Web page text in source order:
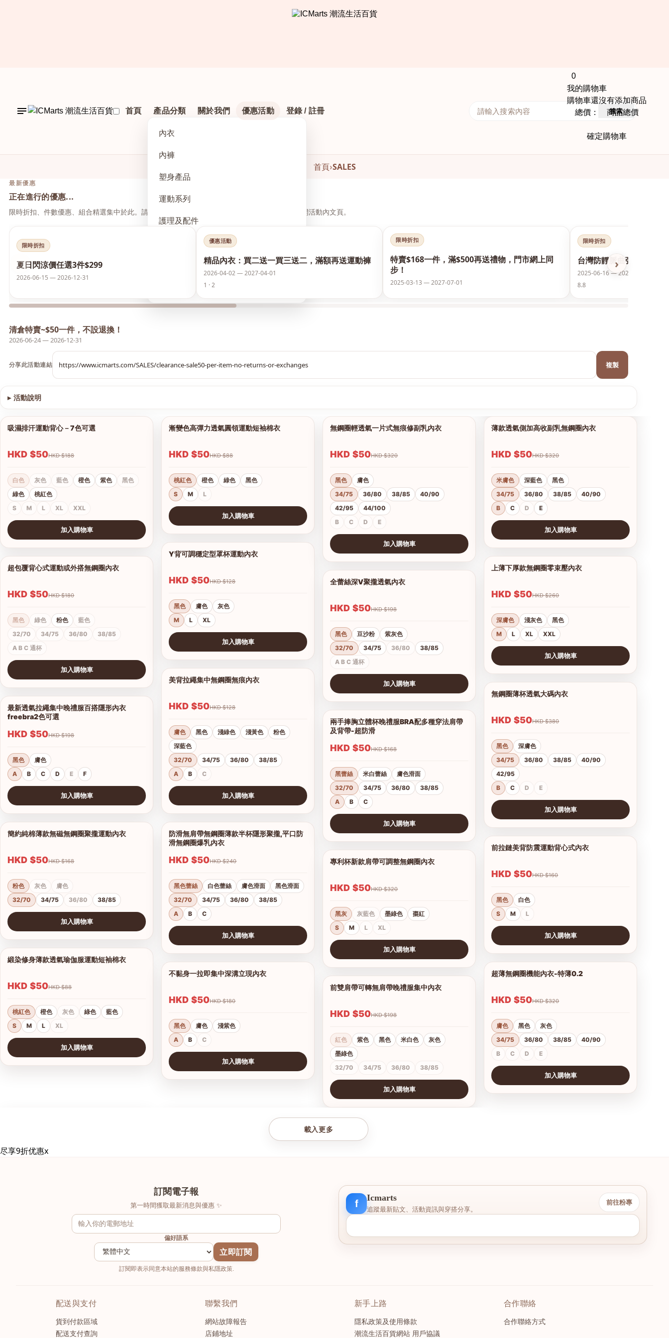
首頁 產品分類
內衣
內褲
塑身產品
運動系列
護理及配件
夏日閃涼價 任選3件$299
關於我們 優惠活動 登錄 / 註冊
0
我的購物車
購物車還沒有添加商品
總價： 商品總價
確定購物車
搜索
首頁›SALES
最新優惠
正在進行的優惠...
限時折扣、件數優惠、組合精選集中於此。請先點上方活動，再於本頁下方瀏覽與下單，無需另開活動內文頁。
‹ ›
限時折扣
夏日閃涼價任選3件$299
2026-06-15 — 2026-12-31
優惠活動
精品內衣：買二送一買三送二，滿額再送運動褲
2026-04-02 — 2027-04-01
1 · 2
限時折扣
特賣$168一件，滿$500再送禮物，門市網上同
步！
2025-03-13 — 2027-07-01
限時折扣
台灣防靜脈曲張襪保護美
2025-06-16 — 2026-12-31
8.8
清倉特賣~$50一件，不設退換！
2026-06-24 — 2026-12-31
分享此活動連結 複製
▸ 活動說明
查看圖片
吸濕排汗運動背心－7色可選
HKD $50 HKD $188
白色 灰色 藍色 橙色 紫色
黑色
綠色
桃紅色
S
M L XL XXL
加入購物車
超包覆背心式運動或外搭無鋼圈內衣
HKD $50 HKD $180
黑色 綠色 粉色
藍色
32/70
34/75 36/80
38/85
A B C 通杯
加入購物車
最新透氣拉繩集中晚禮服百搭隱形內衣
freebra2色可選
HKD $50 HKD $198
黑色
膚色
A
B C D E F
加入購物車
簡約純棉薄款無磁無鋼圈聚攏運動內衣
HKD $50 HKD $168
粉色 灰色
膚色
32/70
34/75 36/80 38/85
加入購物車
緞染修身薄款透氣瑜伽服運動短袖棉衣
HKD $50 HKD $88
桃紅色 橙色 灰色 綠色
藍色
S
M L XL
加入購物車
漸變色高彈力透氣圓領運動短袖棉衣
HKD $50 HKD $88
桃紅色 橙色 綠色
黑色
S
M L
加入購物車
Y背可調穩定型罩杯運動內衣
HKD $50 HKD $128
黑色 膚色
灰色
M
L XL
加入購物車
美背拉繩集中無鋼圈無痕內衣
HKD $50 HKD $128
膚色 黑色 淺綠色 淺黃色
粉色
深藍色
32/70
34/75 36/80
38/85
A
B C
加入購物車
1/16
防滑無肩帶無鋼圈薄款半杯隱形聚攏,平口防
滑無鋼圈爆乳內衣
HKD $50 HKD $240
黑色蕾絲 白色蕾絲 膚色滑面
黑色滑面
32/70
34/75 36/80
38/85
A
B C
加入購物車
不黏身一拉即集中深溝立現內衣
HKD $50 HKD $180
黑色 膚色
淺紫色
A
B C
加入購物車
無鋼圈輕透氣一片式無痕修副乳內衣
HKD $50 HKD $320
黑色
膚色
34/75
36/80 38/85
40/90
42/95
44/100
B
C D E
加入購物車
全蕾絲深V聚攏透氣內衣
HKD $50 HKD $198
黑色 豆沙粉
紫灰色
32/70
34/75 36/80
38/85
A B C 通杯
加入購物車
1/12
兩手捧胸立體杯晚禮服BRA配多種穿法肩帶
及背帶-超防滑
HKD $50 HKD $168
黑蕾絲 米白蕾絲
膚色滑面
32/70
34/75 36/80
38/85
A
B C
加入購物車
專利杯新款肩帶可調整無鋼圈內衣
HKD $50 HKD $320
黑灰 灰藍色 墨綠色
棗紅
S
M L XL
加入購物車
前雙肩帶可轉無肩帶晚禮服集中內衣
HKD $50 HKD $198
紅色 紫色 黑色 米白色
灰色
墨綠色
32/70
34/75 36/80 38/85
加入購物車
薄款透氣側加高收副乳無鋼圈內衣
HKD $50 HKD $320
米膚色 深藍色
黑色
34/75
36/80 38/85
40/90
B
C D E
加入購物車
上薄下厚款無鋼圈零束壓內衣
HKD $50 HKD $260
深膚色 淺灰色
黑色
M
L XL XXL
加入購物車
無鋼圈薄杯透氣大碼內衣
HKD $50 HKD $380
黑色
深膚色
34/75
36/80 38/85
40/90
42/95
B
C D E
加入購物車
前拉鏈美背防震運動背心式內衣
HKD $50 HKD $160
黑色
白色
S
M L
加入購物車
超薄無鋼圈機能內衣-特薄0.2
HKD $50 HKD $320
膚色 黑色
灰色
34/75
36/80 38/85
40/90
B
C D E
加入購物車
載入更多
尽享9折优惠x
訂閱電子報
第一時間獲取最新消息與優惠 ✨
偏好語系
立即訂閱
訂閱即表示同意本站的服務條款與私隱政策.
f
Icmarts
追蹤最新貼文、活動資訊與穿搭分享。
前往粉專
配送與支付
貨到付款區域
配送支付查詢
聯繫我們
網站故障報告
店鋪地址
新手上路
隱私政策及使用條款
潮流生活百貨網站 用戶協議
合作聯絡
合作聯絡方式